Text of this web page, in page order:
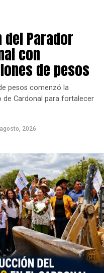
Parador
con
de pesos
pesos comenzó la
Cardonal para fortalecer
2026